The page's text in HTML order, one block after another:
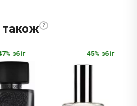
?
збіг 45% збіг